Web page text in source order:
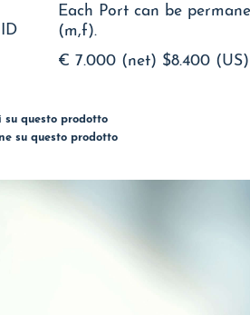
Each Port can be
(m,f).
€ 7.000 (net) $8.400 (US)
questo prodotto
su questo prodotto